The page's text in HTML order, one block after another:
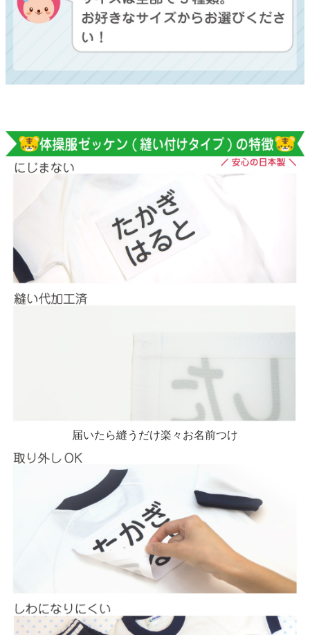
届いたら縫うだけ楽々お名前つけ